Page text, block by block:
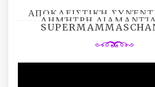
ΑΠΟΚΛΕΙΣΤΙΚΉ
ΔΗΜΉΤΡΗ